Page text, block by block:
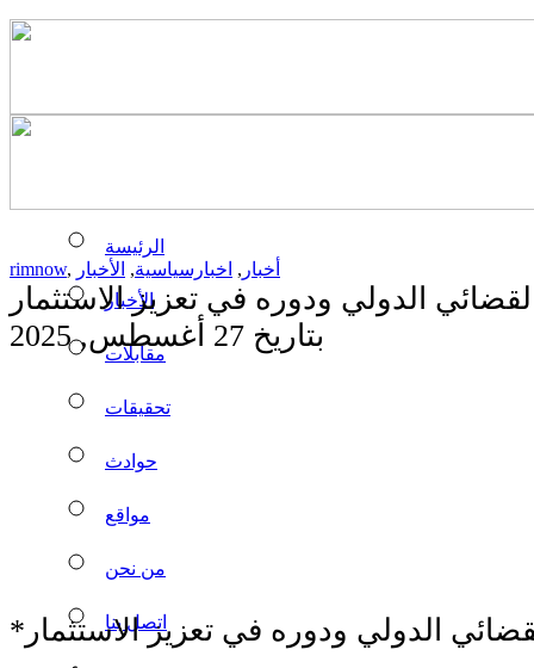
الرئيسة
الأخبار
مقابلات
تحقيقات
حوادث
مواقع
من نحن
اتصل بنا
rimnow, أخبار , اخبارسياسية, الأخبار
بتاريخ 27 أغسطس, 2025